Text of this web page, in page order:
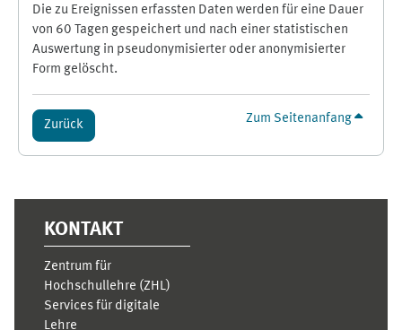
Die zu Ereignissen erfassten Daten werden für eine Dauer
von 60 Tagen gespeichert und nach einer statistischen
Auswertung in pseudonymisierter oder anonymisierter
Form gelöscht.
Zurück Zum Seitenanfang
KONTAKT
Zentrum für
Hochschullehre (ZHL)
Services für digitale
Lehre